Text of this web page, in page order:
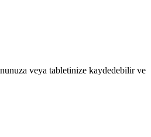
veya tabletinize kaydedebilir ve